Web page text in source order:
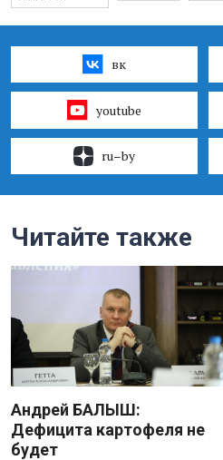
вк
youtube
ru–by
Читайте также
Андрей БАЛЫШ:
Дефицита картофеля не
будет